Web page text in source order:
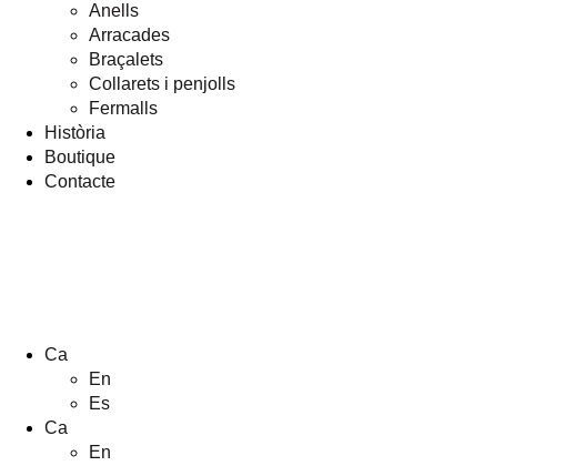
Anells
Arracades
Braçalets
Collarets i penjolls
Fermalls
Història
Boutique
Contacte
Ca
En
Es
Ca
En